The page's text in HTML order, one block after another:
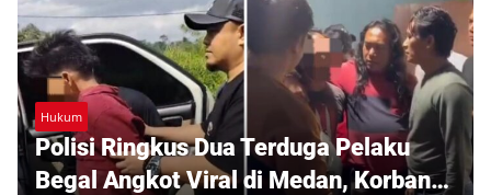
Hukum
Polisi Ringkus Dua Terduga Pelaku
Begal Angkot Viral di Medan, Korban